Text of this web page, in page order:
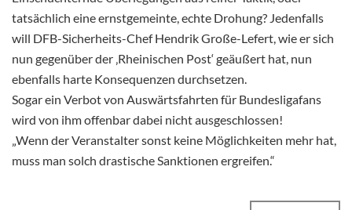
tatsächlich eine ernstgemeinte, echte Drohung? Jedenfalls
will DFB-Sicherheits-Chef Hendrik Große-Lefert, wie er sich
nun gegenüber der ‚Rheinischen Post‘ geäußert hat, nun
ebenfalls harte Konsequenzen durchsetzen.
Sogar ein Verbot von Auswärtsfahrten für Bundesligafans
wird von ihm offenbar dabei nicht ausgeschlossen!
„Wenn der Veranstalter sonst keine Möglichkeiten mehr hat,
muss man solch drastische Sanktionen ergreifen.“